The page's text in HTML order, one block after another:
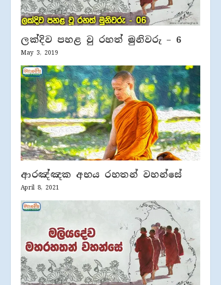
ලක්දිව පහළ වු රහත් මුනිවරු – 6
May 3, 2019
ආරඤ්ඤක අභය රහතන් වහන්සේ
April 8, 2021